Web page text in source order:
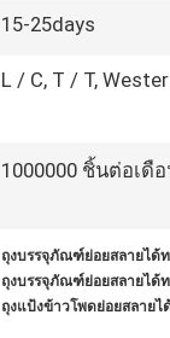
15-25days
L / C, T / T,
1000000 ชิ้นต่อเดื
ถุงบรรจุภัณฑ์ย่อยสลายได้
ถุงบรรจุภัณฑ์ย่อยสลายได้
ถุงแป้งข้าวโพดย่อยสลายไ